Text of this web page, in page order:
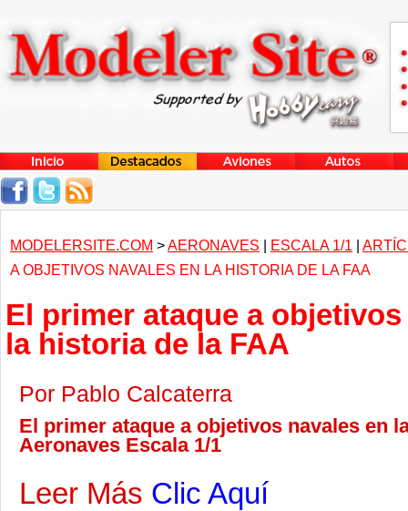
MODELERSITE.COM >AERONAVES | ESCALA 1/1 |
A OBJETIVOS NAVALES EN LA HISTORIA DE LA FAA
El primer ataque a
la historia de la FAA
Por Pablo Calcaterra
El primer ataque a objetivos navales en
Aeronaves Escala 1/1
Leer Más Clic Aquí